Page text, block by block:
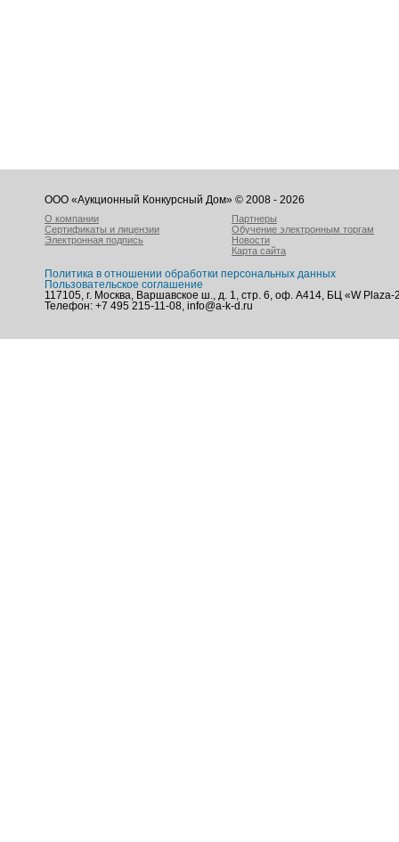
ООО «Аукционный Конкурсный Дом» © 2008 - 2026
О компании
Сертификаты и лицензии
Электронная подпись
Партнеры
Обучение электронным торгам
Новости
Карта сайта
Политика в отношении обработки персональных данных
Пользовательское соглашение
117105, г. Москва, Варшавское ш., д. 1, стр. 6, оф. А414, БЦ «W Plaza-
Телефон: +7 495 215-11-08, info@a-k-d.ru